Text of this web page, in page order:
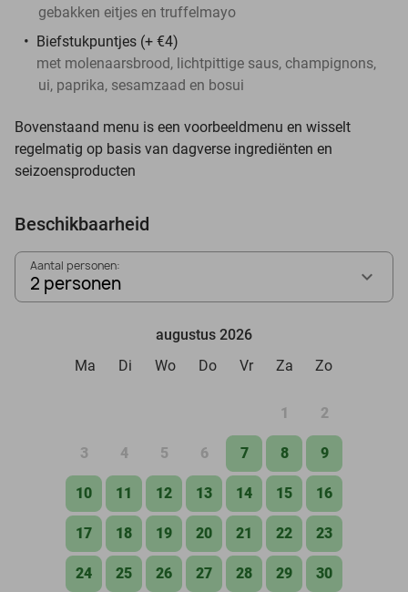
gebakken eitjes en truffelmayo
Biefstukpuntjes (+ €4)
met molenaarsbrood, lichtpittige saus, champignons,
ui, paprika, sesamzaad en bosui
Bovenstaand menu is een voorbeeldmenu en wisselt
regelmatig op basis van dagverse ingrediënten en
seizoensproducten
Beschikbaarheid
Aantal personen:
2 personen
augustus 2026
Ma
Di Wo Do Vr Za Zo
1 2
3 4 5 6 7 8 9
10 11 12 13 14 15 16
17 18 19 20 21 22 23
24 25 26 27 28 29 30